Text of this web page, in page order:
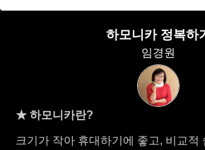
하모니카 정복하
임경원
★ 하모니카란?
크기가 작아 휴대하기에 좋고, 비교적